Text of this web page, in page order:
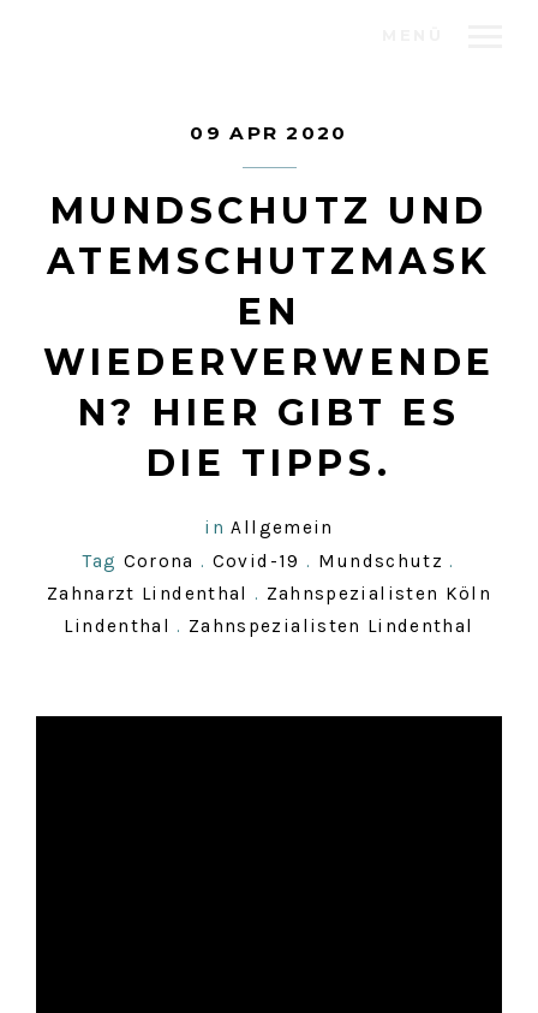
09 APR 2020
MUNDSCHUTZ UND
ATEMSCHUTZMASK
EN
WIEDERVERWENDE
N? HIER GIBT ES
DIE TIPPS.
in Allgemein
Tag Corona . Covid-19 . Mundschutz .
Zahnarzt Lindenthal . Zahnspezialisten Köln
Lindenthal . Zahnspezialisten Lindenthal